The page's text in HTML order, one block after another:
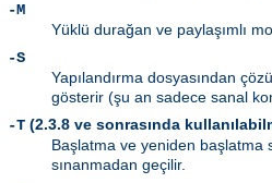
-M
Yüklü durağan ve paylaşımlı
-S
Yapılandırma dosyasından
gösterir (şu an sadece sanal
-T (2.3.8 ve sonrasında
Başlatma ve yeniden başlatma
sınanmadan geçilir.